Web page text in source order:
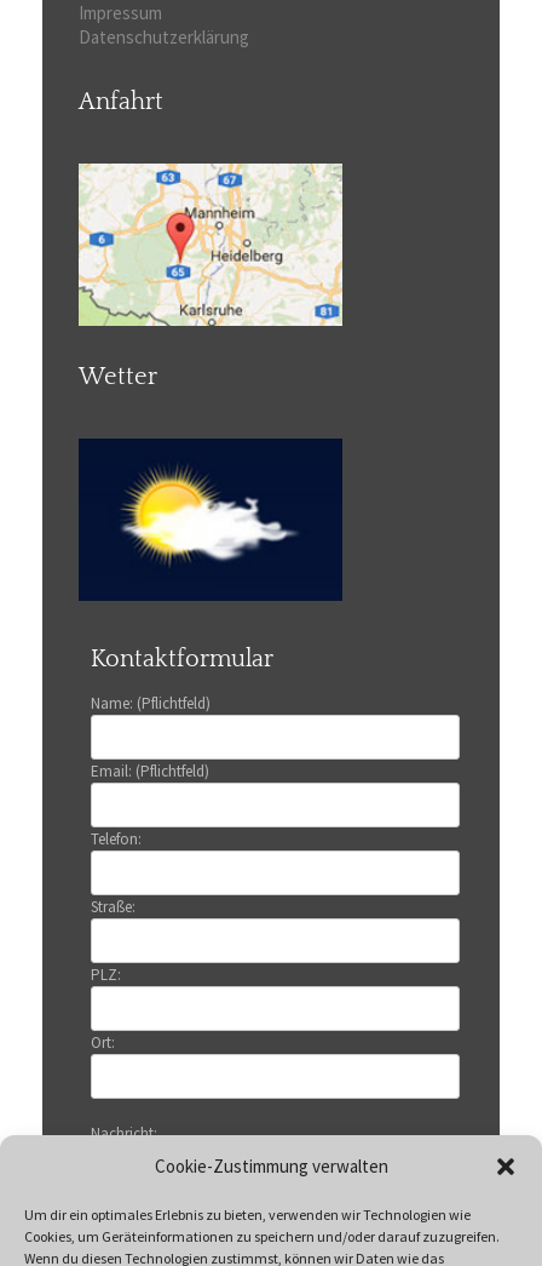
Cookie-Zustimmung verwalten
Um dir ein optimales Erlebnis zu bieten, verwenden wir Technologien wie
Cookies, um Geräteinformationen zu speichern und/oder darauf zuzugreifen.
Wenn du diesen Technologien zustimmst, können wir Daten wie das
Impressum
Datenschutzerklärung
Anfahrt
Wetter
Kontaktformular
Name: (Pflichtfeld)
Email: (Pflichtfeld)
Telefon:
Straße:
PLZ:
Ort:
Nachricht: